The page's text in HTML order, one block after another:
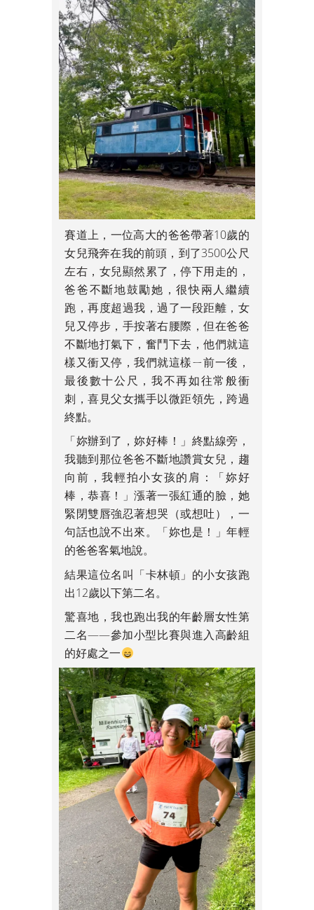
賽道上，一位高大的爸爸帶著10歲的
女兒飛奔在我的前頭，到了3500公尺
左右，女兒顯然累了，停下用走的，
爸爸不斷地鼓勵她，很快兩人繼續
跑，再度超過我，過了一段距離，女
兒又停步，手按著右腰際，但在爸爸
不斷地打氣下，奮鬥下去，他們就這
樣又衝又停，我們就這樣ㄧ前一後，
最後數十公尺，我不再如往常般衝
刺，喜見父女攜手以微距領先，跨過
終點。
「妳辦到了，妳好棒！」終點線旁，
我聽到那位爸爸不斷地讚賞女兒，趨
向前，我輕拍小女孩的肩：「妳好
棒，恭喜！」漲著一張紅通的臉，她
緊閉雙唇強忍著想哭（或想吐），一
句話也說不出來。「妳也是！」年輕
的爸爸客氣地說。
結果這位名叫「卡林頓」的小女孩跑
出12歲以下第二名。
驚喜地，我也跑出我的年齡層女性第
二名——參加小型比賽與進入高齡組
的好處之一